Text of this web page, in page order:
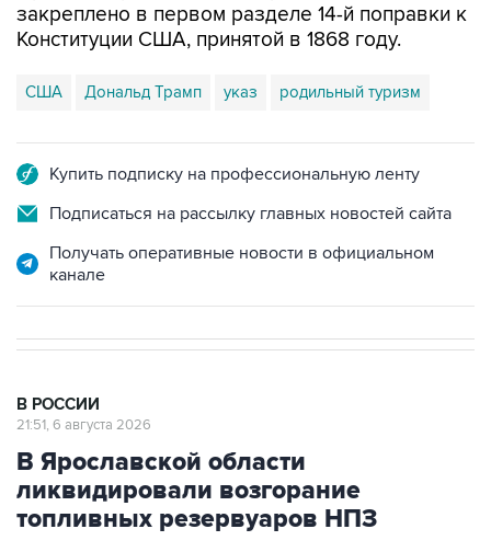
закреплено в первом разделе 14-й поправки к
Конституции США, принятой в 1868 году.
США Дональд Трамп указ родильный туризм
Купить подписку на профессиональную ленту
Подписаться на рассылку главных новостей сайта
Получать оперативные новости в официальном
канале
В РОССИИ
21:51, 6 августа 2026
В Ярославской области
ликвидировали возгорание
топливных резервуаров НПЗ